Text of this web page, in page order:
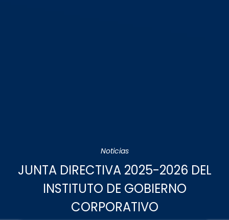
Noticias
JUNTA DIRECTIVA 2025-2026 DEL
INSTITUTO DE GOBIERNO
CORPORATIVO